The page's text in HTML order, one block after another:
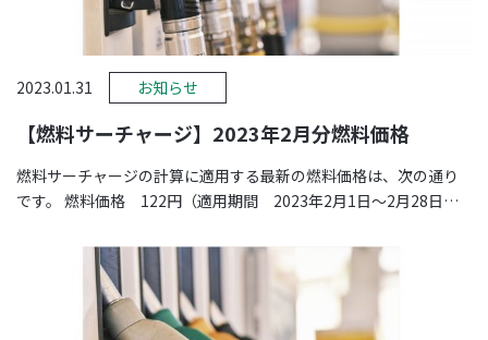
2023.01.31 お知らせ
【燃料サーチャージ】2023年2月分燃料価格
燃料サーチャージの計算に適用する最新の燃料価格は、次の通り
です。 燃料価格 122円（適用期間 2023年2月1日～2月28日）